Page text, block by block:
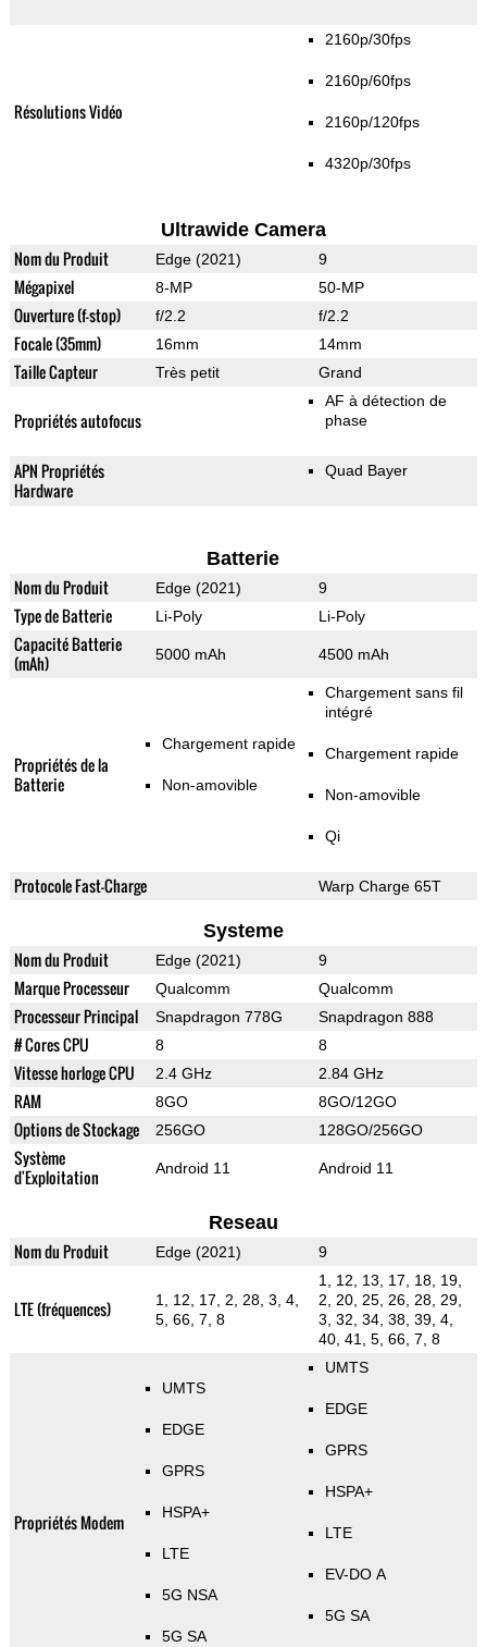
Résolutions Vidéo
2160p/30fps
2160p/60fps
2160p/120fps
4320p/30fps
Ultrawide Camera
Nom du Produit Edge (2021) 9
Mégapixel 8-MP 50-MP
Ouverture (f-stop) f/2.2 f/2.2
Focale (35mm) 16mm 14mm
Taille Capteur Très petit Grand
Propriétés autofocus
AF à détection de
phase
APN Propriétés
Hardware
Quad Bayer
Batterie
Nom du Produit Edge (2021) 9
Type de Batterie Li-Poly Li-Poly
Capacité Batterie
(mAh)
5000 mAh 4500 mAh
Propriétés de la
Batterie
Chargement rapide
Non-amovible
Chargement sans fil
intégré
Chargement rapide
Non-amovible
Qi
Protocole Fast-Charge Warp Charge 65T
Systeme
Nom du Produit Edge (2021) 9
Marque Processeur Qualcomm Qualcomm
Processeur Principal Snapdragon 778G Snapdragon 888
# Cores CPU 8 8
Vitesse horloge CPU 2.4 GHz 2.84 GHz
RAM 8GO 8GO/12GO
Options de Stockage 256GO 128GO/256GO
Système
d'Exploitation
Android 11 Android 11
Reseau
Nom du Produit Edge (2021) 9
LTE (fréquences)
1, 12, 17, 2, 28, 3, 4,
5, 66, 7, 8
1, 12, 13, 17, 18, 19,
2, 20, 25, 26, 28, 29,
3, 32, 34, 38, 39, 4,
40, 41, 5, 66, 7, 8
Propriétés Modem
UMTS
EDGE
GPRS
HSPA+
LTE
5G NSA
5G SA
UMTS
EDGE
GPRS
HSPA+
LTE
EV-DO A
5G SA